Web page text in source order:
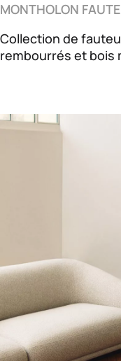
MONTHOLON
Collection de
rembourrés et bois